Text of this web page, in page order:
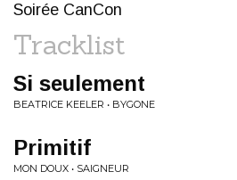
Soirée CanCon
Tracklist
Si seulement
BEATRICE KEELER • BYGONE
Primitif
MON DOUX • SAIGNEUR